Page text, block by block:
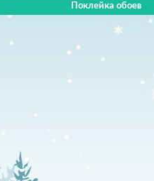
Поклейка обоев